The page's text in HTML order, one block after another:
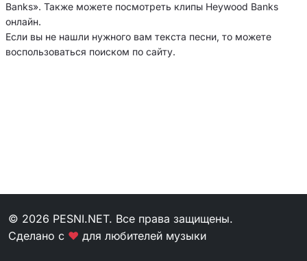
Banks». Также можете посмотреть клипы Heywood Banks
онлайн.
Если вы не нашли нужного вам текста песни, то можете
воспользоваться поиском по сайту.
© 2026 PESNI.NET. Все права защищены.
Сделано с ❤ для любителей музыки